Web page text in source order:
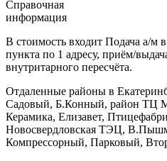
Справочная
информация
В стоимость входит Подача а/м
пункта по 1 адресу, приём/
внутритарного пересчёта.
Отдаленные районы в
Садовый, Б.Конный, район ТЦ
Керамика, Елизавет,
Новосвердловская ТЭЦ,
Компрессорный, Парковый,